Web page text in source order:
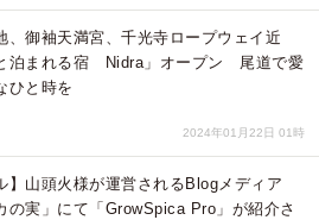
、御袖天満宮、千光寺ロープウェイ近
泊まれる宿 Nidra」オープン 尾道で愛
ひと時を
2024年01月22日 01時
】山頭火様が運営されるBlogメディア
の実」にて「GrowSpica Pro」が紹介さ